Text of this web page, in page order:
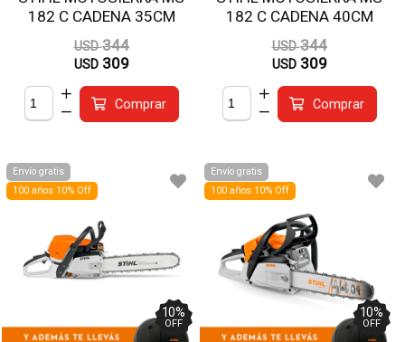
182 C CADENA 35CM
USD 344
USD 309
Comprar
182 C CADENA 40CM
USD 344
USD 309
Comprar
Envío gratis
100 años 10% Off
10%
OFF
Envío gratis
100 años 10% Off
10%
OFF